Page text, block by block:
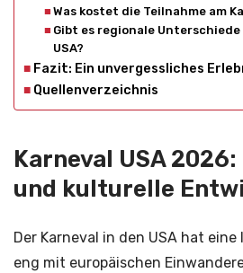
Was kostet die Teilnahme am
Gibt es regionale Unterschiede
USA?
Fazit: Ein unvergessliches
Quellenverzeichnis
Karneval USA
und kulturelle
Der Karneval in den USA hat
eng mit europäischen